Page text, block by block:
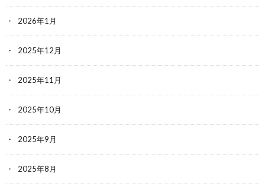
2026年1月
2025年12月
2025年11月
2025年10月
2025年9月
2025年8月